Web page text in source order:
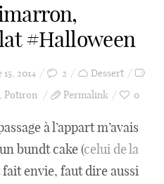
#Halloween
2014 2
Dessert
, Potiron Permalink 0
à l’appart m’avais
bundt cake (celui de la
envie, faut dire aussi